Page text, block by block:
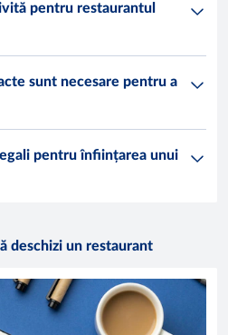
pentru restaurantul
sunt necesare pentru a
pentru înființarea unui
deschizi un restaurant